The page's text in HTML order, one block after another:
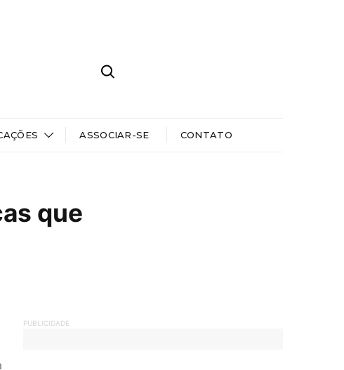
ASSOCIAR-SE CONTATO
que
PUBLICIDADE